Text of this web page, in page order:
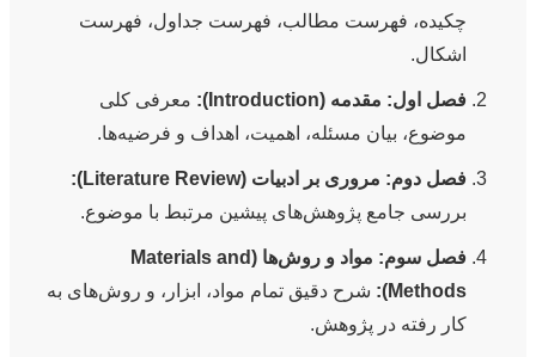
چکیده، فهرست مطالب، فهرست جداول، فهرست
اشکال.
فصل اول: مقدمه (Introduction):
معرفی کلی
موضوع، بیان مسئله، اهمیت، اهداف و فرضیه‌ها.
فصل دوم: مروری بر ادبیات (Literature Review):
بررسی جامع پژوهش‌های پیشین مرتبط با موضوع.
فصل سوم: مواد و روش‌ها (Materials and
Methods):
شرح دقیق تمام مواد، ابزار، و روش‌های به
کار رفته در پژوهش.